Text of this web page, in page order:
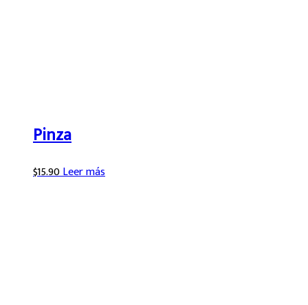
Pinza
$15.90Leer más